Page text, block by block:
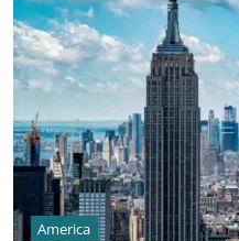
America